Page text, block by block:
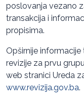
poslovanja vezano
transakcija i
propisima.
Opširnije
revizije za prvu
web stranici Ureda
www.revizija.gov.ba.